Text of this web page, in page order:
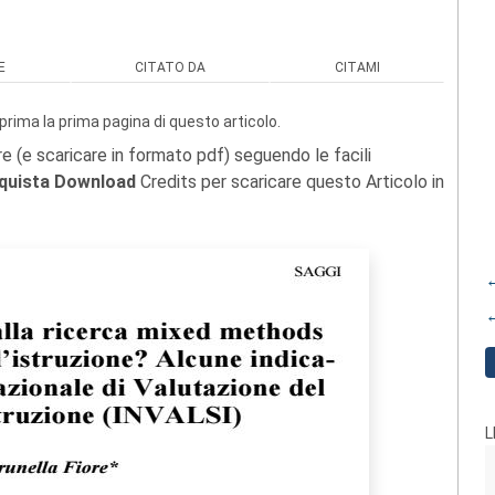
CITATO DA CITAMI
la prima pagina di questo articolo.
(e scaricare in formato pdf) seguendo le facili
Download Credits per scaricare questo Articolo in